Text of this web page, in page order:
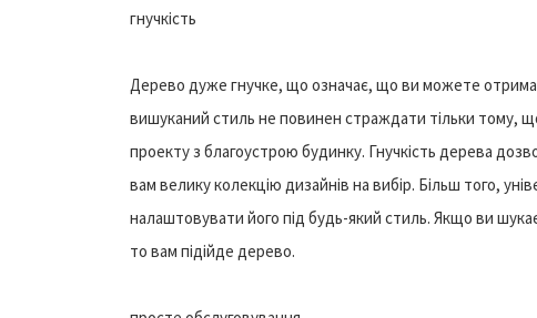
гнучкість
Дерево дуже гнучке, що означає, що ви можете
вишуканий стиль не повинен страждати тільки тому,
проекту з благоустрою будинку. Гнучкість дерева
вам велику колекцію дизайнів на вибір. Більш того,
налаштовувати його під будь-який стиль. Якщо ви
то вам підійде дерево.